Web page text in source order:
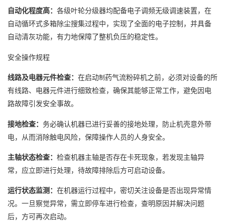
自动化程度高： 各级叶轮分级器均配备电子调频无级调速装置，在
自动循环式多箱除尘搜集过程中，实现了全面的电子控制，并具备
自动清灰功能，有力地保障了整机负压的稳定性。
安全操作规程
线路及电器元件检查： 在启动制 药气流粉碎机之前，必须对设备的所
有线路、电器元件进行细致检查，确保其能够正常工作，避免因电
路故障引发安全事故。
接地检查： 务必确认机器已进行妥善的接地处理，防止机壳意外带
电，从而消除触电风险，保障操作人员的人身安全。
主轴状态检查： 检查机器主轴是否存在卡死现象，若发现主轴异
常，应立即进行处理，待故障排除后方可启动设备。
运行状态监测： 在机器运行过程中，密切关注设备是否出现异常情
况。一旦察觉异常，需立即停车进行检查，查明原因并解决问题
后，方可再次启动。